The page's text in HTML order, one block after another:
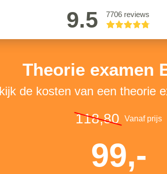
9.5 7706 reviews
Theorie examen
de kosten van een theorie
118,80 Vanaf prijs
99,-